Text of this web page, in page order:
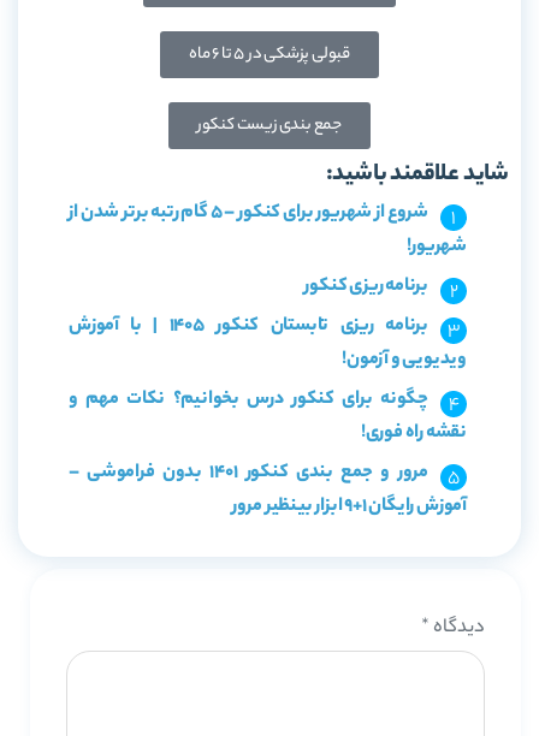
قبولی پزشکی در ۵ تا ۶ ماه
جمع بندی زیست کنکور
شاید علاقمند باشید:
شروع از شهریور برای کنکور – 5 گام رتبه برتر شدن از
شهریور!
برنامه ریزی کنکور
برنامه ریزی تابستان کنکور 1405 | با آموزش
ویدیویی و آزمون!
چگونه برای کنکور درس بخوانیم؟ نکات مهم و
نقشه راه فوری!
مرور و جمع بندی کنکور 1401 بدون فراموشی –
آموزش رایگان 1+9 ابزار بینظیر مرور
دیدگاه *